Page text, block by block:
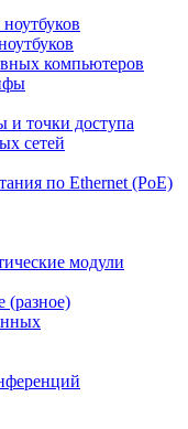
компьютеров
и точки доступа
сетей
по Ethernet (PoE)
модули
(разное)